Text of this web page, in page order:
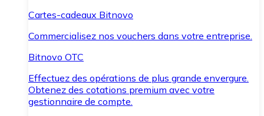
Cartes-cadeaux Bitnovo
Commercialisez nos vouchers dans votre entreprise.
Bitnovo OTC
Effectuez des opérations de plus grande envergure.
Obtenez des cotations premium avec votre
gestionnaire de compte.